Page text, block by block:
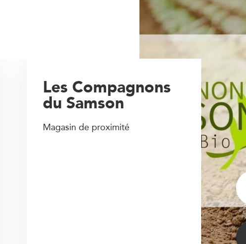
Les Compagnons
du Samson
Magasin de proximité